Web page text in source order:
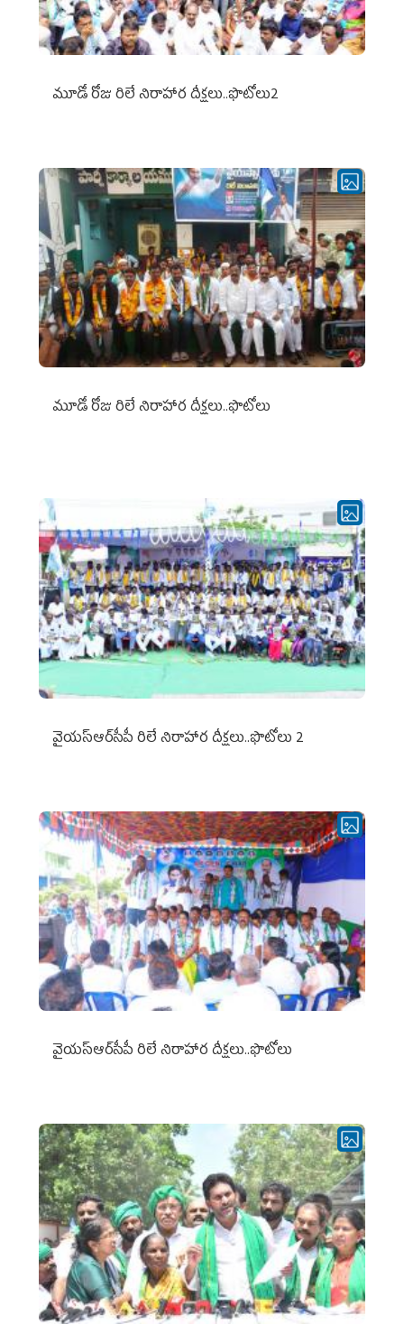
మూడో రోజు రిలే నిరాహార దీక్షలు..ఫొటోలు2
మూడో రోజు రిలే నిరాహార దీక్షలు..ఫొటోలు
వైయ‌స్ఆర్‌సీపీ రిలే నిరాహార దీక్షలు..ఫొటోలు 2
వైయ‌స్ఆర్‌సీపీ రిలే నిరాహార దీక్షలు..ఫొటోలు